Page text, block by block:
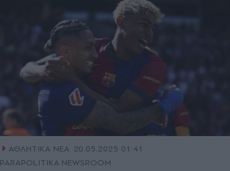
ΑΘΛΗΤΙΚΑ ΝΕΑ
20.05.2025 01:41
PARAPOLITIKA NEWSROOM